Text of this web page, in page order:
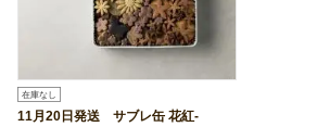
在庫なし
11月20日発送 サブレ缶 花紅-